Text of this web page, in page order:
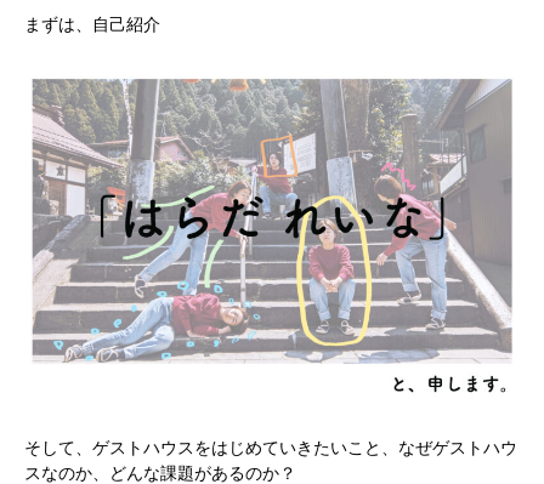
まずは、自己紹介
そして、ゲストハウスをはじめていきたいこと、なぜゲストハウ
スなのか、どんな課題があるのか？